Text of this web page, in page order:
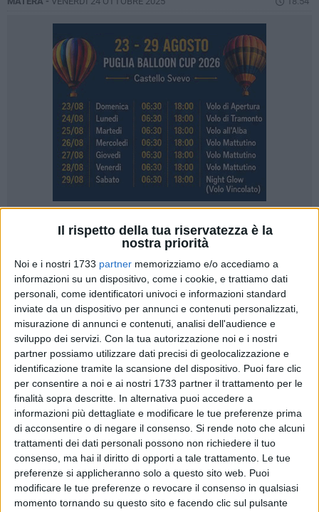
Il rispetto della tua riservatezza è la
nostra priorità
Noi e i nostri 1733 partner memorizziamo e/o accediamo a
informazioni su un dispositivo, come i cookie, e trattiamo dati
personali, come identificatori univoci e informazioni standard
inviate da un dispositivo per annunci e contenuti personalizzati,
misurazione di annunci e contenuti, analisi dell'audience e
sviluppo dei servizi. Con la tua autorizzazione noi e i nostri
partner possiamo utilizzare dati precisi di geolocalizzazione e
identificazione tramite la scansione del dispositivo. Puoi fare clic
per consentire a noi e ai nostri 1733 partner il trattamento per le
finalità sopra descritte. In alternativa puoi accedere a
informazioni più dettagliate e modificare le tue preferenze prima
di acconsentire o di negare il consenso. Si rende noto che alcuni
trattamenti dei dati personali possono non richiedere il tuo
consenso, ma hai il diritto di opporti a tale trattamento. Le tue
preferenze si applicheranno solo a questo sito web. Puoi
modificare le tue preferenze o revocare il consenso in qualsiasi
momento tornando su questo sito e facendo clic sul pulsante
9
Nelle giornate di mercoledì 15 ottobre e di ieri, 23 ottobre
2025, la Questura di Matera ha effettuato dei controlli al fine
di prevenire e contrastare fenomeni di spaccio di sostanze
stupefacenti e altre attività illecite in prossimità degli istituti
scolastici.
L'operazione, fortemente voluta per garantire un presidio di
legalità e sicurezza nei luoghi frequentati dai più giovani, ha
interessato diverse scuole secondarie del capoluogo. I
controlli sono stati effettuati in modo mirato nei pressi delle
fermate degli autobus, nonché all'esterno degli istituti, nei
luoghi di abituale aggregazione. A supporto, sono
intervenute le pattuglie del Reparto Prevenzione Crimine
Basilicata e le unità cinofile antidroga della Questura di Bari.